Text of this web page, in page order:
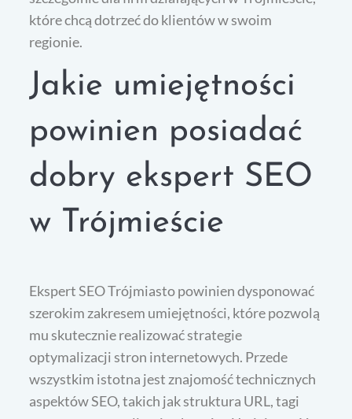
które chcą dotrzeć do klientów w swoim
regionie.
Jakie umiejętności
powinien posiadać
dobry ekspert SEO
w Trójmieście
Ekspert SEO Trójmiasto powinien dysponować
szerokim zakresem umiejętności, które pozwolą
mu skutecznie realizować strategie
optymalizacji stron internetowych. Przede
wszystkim istotna jest znajomość technicznych
aspektów SEO, takich jak struktura URL, tagi